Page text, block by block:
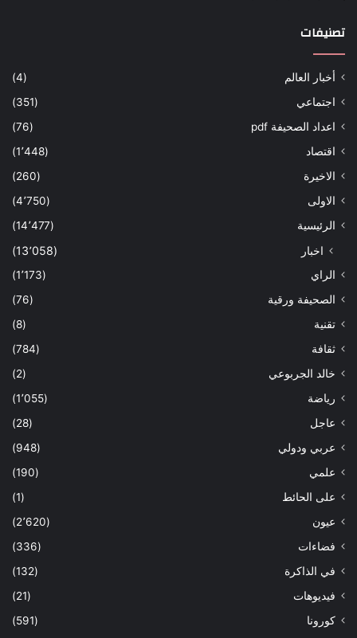
تصنيفات
أخبار العالم
(4)
اجتماعي
(351)
اعداد الصحيفة pdf
(76)
اقتصاد
(1٬448)
الاخيرة
(260)
الاولى
(4٬750)
الرئيسية
(14٬477)
اخبار (13٬058)
الراي
(1٬173)
الصحيفة ورقية
(76)
تقنية
(8)
ثقافة
(784)
خالد الجربوعي
(2)
رياضة
(1٬055)
عاجل
(28)
عربي ودولي
(948)
علمي
(190)
على الحائط
(1)
عيون
(2٬620)
فضاءات
(336)
في الذاكرة
(132)
فيديوهات
(21)
كورونا
(591)